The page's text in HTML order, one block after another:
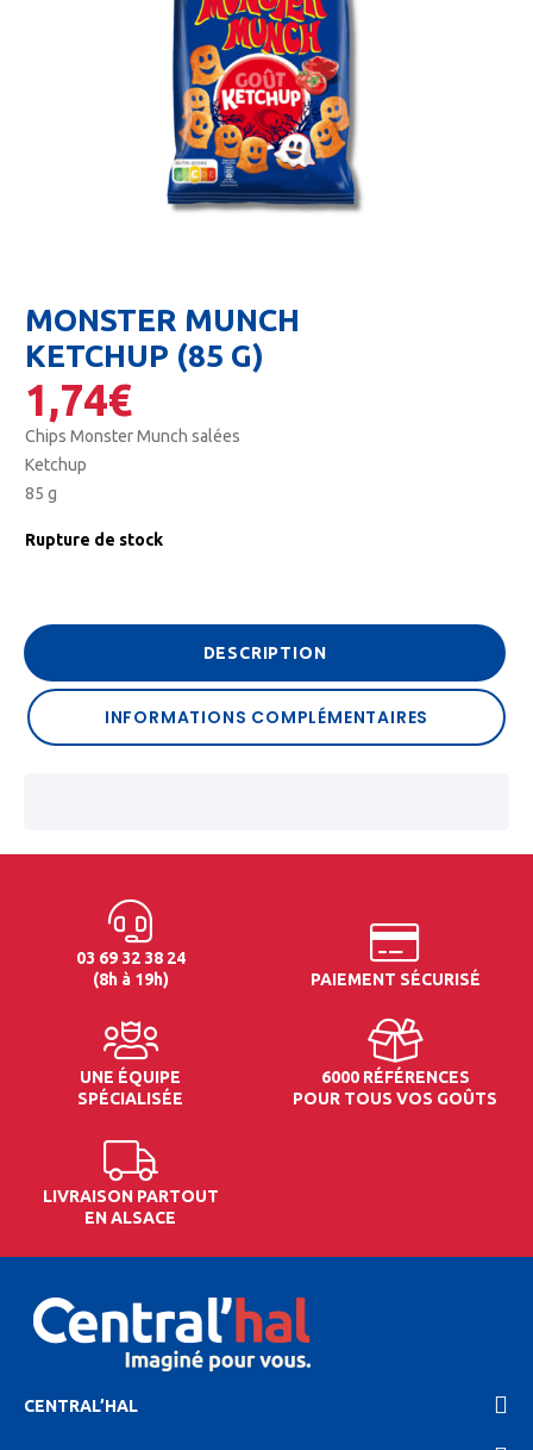
MONSTER MUNCH
KETCHUP (85 G)
1,74€
Chips Monster Munch salées
Ketchup
85 g
Rupture de stock
DESCRIPTION
INFORMATIONS COMPLÉMENTAIRES
03 69 32 38 24
(8h à 19h)
PAIEMENT SÉCURISÉ
UNE ÉQUIPE
SPÉCIALISÉE
6000 RÉFÉRENCES
POUR TOUS VOS GOÛTS
LIVRAISON PARTOUT
EN ALSACE
CENTRAL’HAL